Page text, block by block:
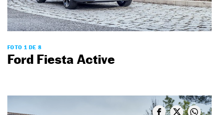
FOTO 1 DE 8
Ford Fiesta Active